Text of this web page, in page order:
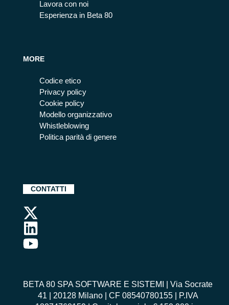
Lavora con noi
Esperienza in Beta 80
MORE
Codice etico
Privacy policy
Cookie policy
Modello organizzativo
Whistleblowing
Politica parità di genere
CONTATTI
BETA 80 SPA SOFTWARE E SISTEMI | Via Socrate
41 | 20128 Milano | CF 08540780155 | P.IVA